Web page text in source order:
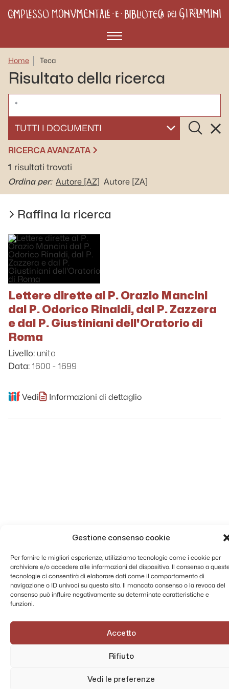
Gestione consenso cookie
Per fornire le migliori esperienze, utilizziamo tecnologie come i cookie per
archiviare e/o accedere alle informazioni del dispositivo. Il consenso a
tecnologie ci consentirà di elaborare dati come il comportamento di
navigazione o ID univoci su questo sito. Il mancato consenso o la revoca del
consenso può influire negativamente su determinate caratteristiche e
funzioni.
Accetto
Rifiuto
Vedi le preferenze
Menù
Home Teca
Risultato della ricerca
SELEZIONA UN DOCUMENTO
Cerca
RICERCA AVANZATA
1 risultati trovati
Ordina per: Autore [AZ] Autore [ZA]
Raffina la ricerca
Lettere dirette al P. Orazio Mancini
dal P. Odorico Rinaldi, dal P. Zazzera
e dal P. Giustiniani dell'Oratorio di
Roma
Livello: unita
Data: 1600 - 1699
Vedi Informazioni di dettaglio